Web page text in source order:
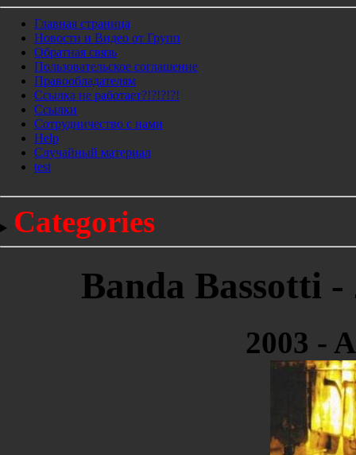
Главная страница
Новости и Видео от Групп
Обратная связь
Пользовательское соглашение
Правообладателям
Ссылка не работает?!?!?!?!
Ссылки
Сотрудничество с нами
Help
Cлучайный материал
test
Categories
Banda Bassotti
2003 -